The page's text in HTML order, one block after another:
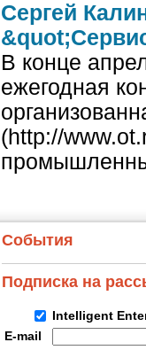
Сергей
В конце
ежегодная
(http://
События
Подписка на
Intelligent
E-mail